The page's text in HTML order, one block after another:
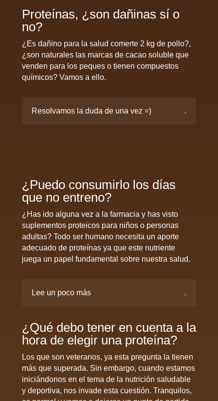
Proteínas, ¿son dañinas sí o
no?
¿Es dañino para la salud comerte 2 kg de pollo?,
¿son naturales las marcas de cacao soluble que
venden para los peques o tienen compuestos
químicos? Vamos a ello.
Resolvamos la duda de una vez =)
¿Puedo consumirlo los días
que no entreno?
¿Has ido alguna vez a la farmacia y has visto
suplementos proteicos para niños o personas
adultas? Todo ser humano necesita un aporte
adecuado de proteínas ya que este nutriente
juega un papel fundamental sobre nuestra salud.
Lee un poco más
¿Qué debo tener en cuenta a la
hora de elegir una proteína?
Los que son veteranos, ya esta pregunta la tienen
más que superada. Sin embargo, cuando estamos
iniciándonos en el tema de la nutrición saludable
y deportiva, nos invade esta cuestión. Tranquilos,